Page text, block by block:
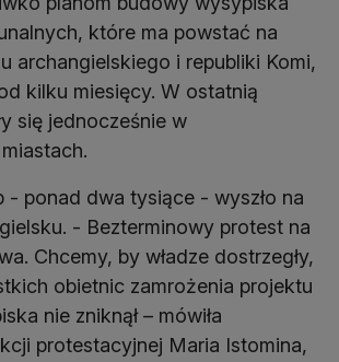
które ma powstać na
archangielskiego i republiki Komi,
kilku miesięcy. W ostatnią
się jednocześnie w
- ponad dwa tysiące - wyszło na
- Bezterminowy protest na
Chcemy, by władze dostrzegły,
obietnic zamrożenia projektu
nie zniknął – mówiła
protestacyjnej Maria Istomina,